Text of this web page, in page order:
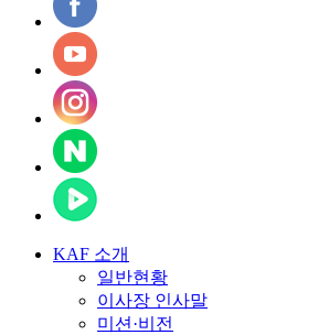
KAF 소개
일반현황
이사장 인사말
미션·비전